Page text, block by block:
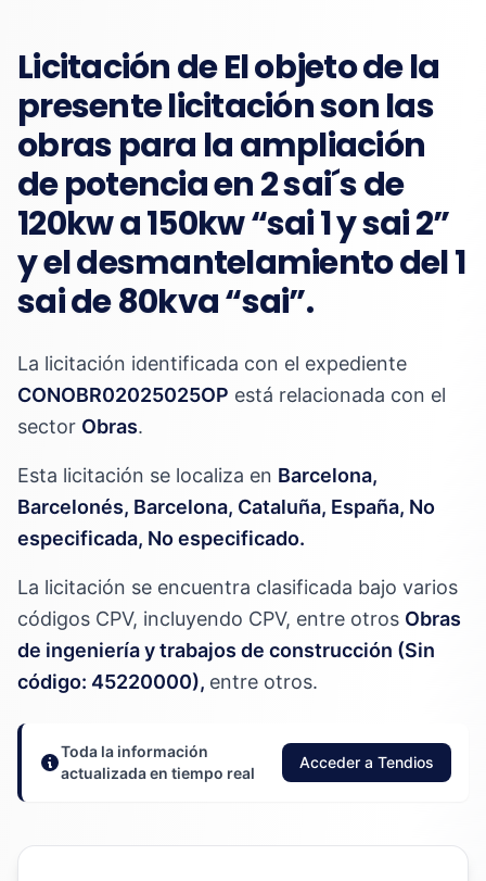
Licitación de El objeto de la
presente licitación son las
obras para la ampliación
de potencia en 2 sai´s de
120kw a 150kw “sai 1 y sai 2”
y el desmantelamiento del 1
sai de 80kva “sai”.
La licitación identificada con el expediente
CONOBR02025025OP está relacionada con el
sector Obras.
Esta licitación se localiza en Barcelona,
Barcelonés, Barcelona, Cataluña, España, No
especificada, No especificado.
La licitación se encuentra clasificada bajo varios
códigos CPV, incluyendo CPV, entre otros Obras
de ingeniería y trabajos de construcción (Sin
código: 45220000), entre otros.
Toda la información
actualizada en tiempo real
Acceder a Tendios